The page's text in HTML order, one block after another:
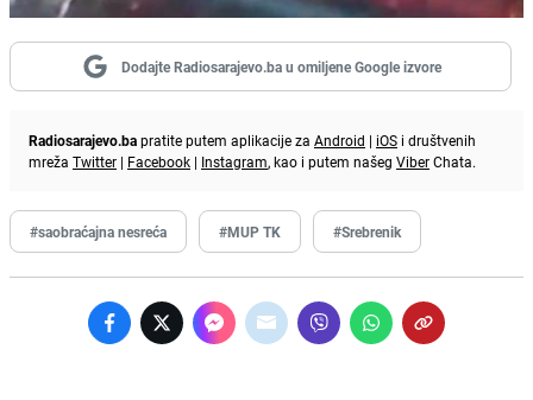
Dodajte Radiosarajevo.ba u omiljene Google izvore
Radiosarajevo.bapratite putem aplikacije za Android | iOS i društvenih
mreža Twitter | Facebook | Instagram, kao i putem našeg ViberChata.
#saobraćajna nesreća #MUP TK #Srebrenik